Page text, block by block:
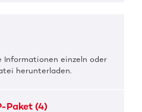
Informationen einzeln oder
herunterladen.
Paket (4)